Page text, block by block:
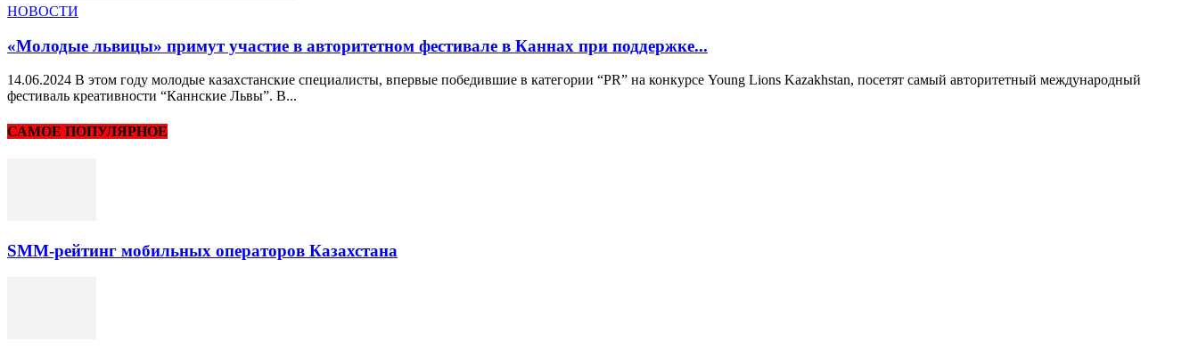
НОВОСТИ
«Молодые львицы» примут участие в авторитетном фестивале в Каннах при поддержке...
14.06.2024 В этом году молодые казахстанские специалисты, впервые победившие в категории “PR” на конкурсе Young Lions Kazakhstan, посетят самый авторитетный международный
фестиваль креативности “Каннские Львы”. В...
САМОЕ ПОПУЛЯРНОЕ
SMM-рейтинг мобильных операторов Казахстана